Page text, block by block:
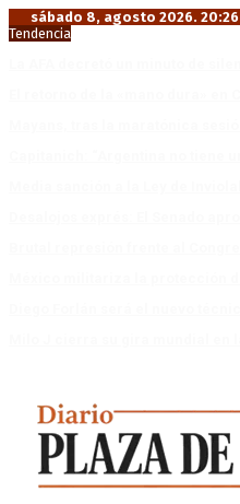
sábado 8, agosto 2026. 20:26
Tendencia